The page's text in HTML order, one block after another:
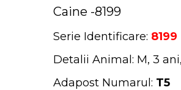
Caine -8199
Serie Identificare: 8199
Detalii Animal: M, 3
Adapost Numarul: T5